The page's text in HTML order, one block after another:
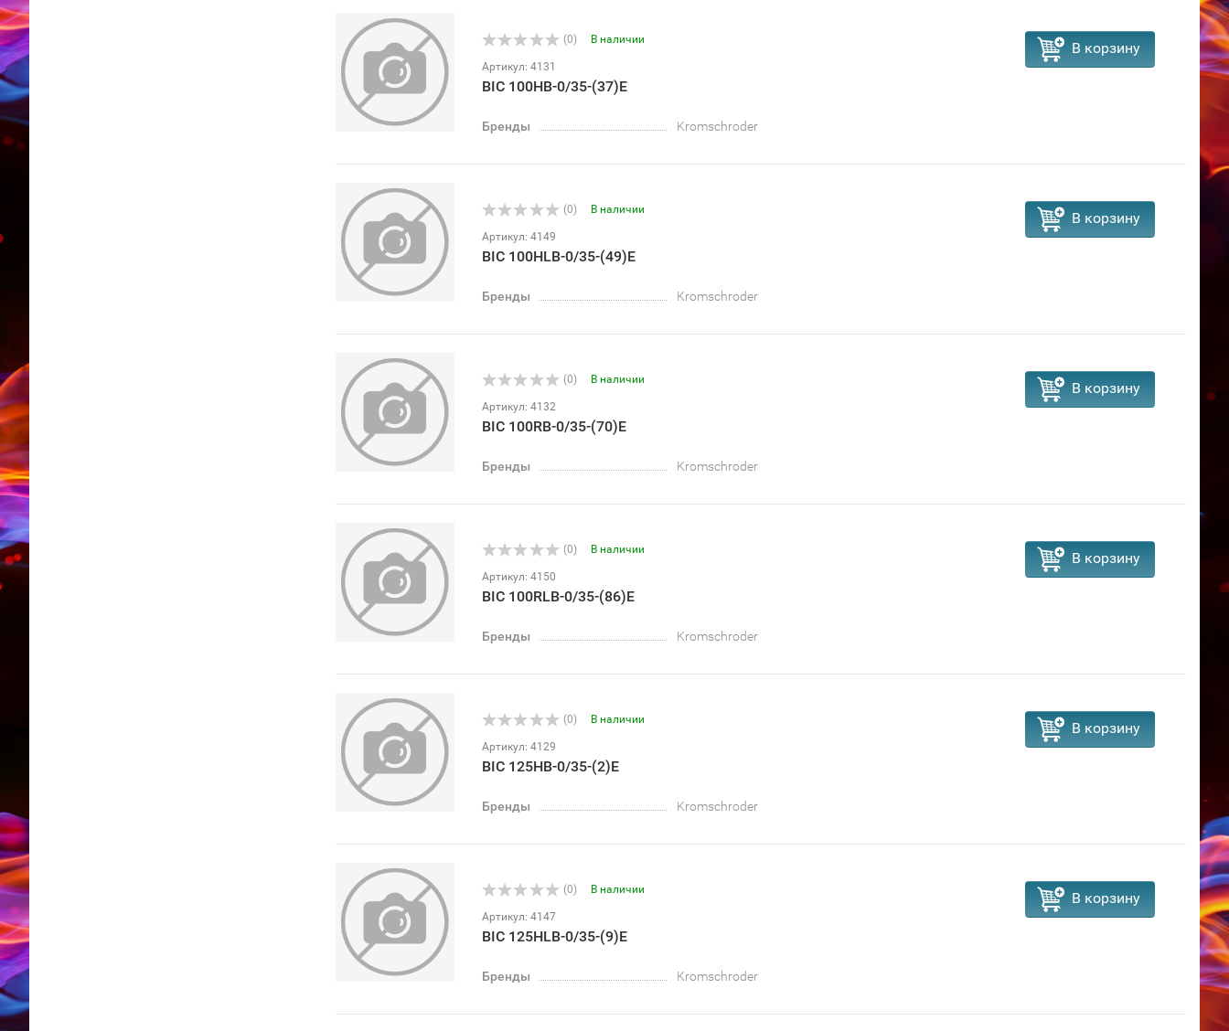
(0) В наличии
Артикул: 4131
BIC 100HB-0/35-(37)E
Бренды Kromschroder
В корзину
(0) В наличии
Артикул: 4149
BIC 100HLB-0/35-(49)E
Бренды Kromschroder
В корзину
(0) В наличии
Артикул: 4132
BIC 100RB-0/35-(70)E
Бренды Kromschroder
В корзину
(0) В наличии
Артикул: 4150
BIC 100RLB-0/35-(86)E
Бренды Kromschroder
В корзину
(0) В наличии
Артикул: 4129
BIC 125HB-0/35-(2)E
Бренды Kromschroder
В корзину
(0) В наличии
Артикул: 4147
BIC 125HLB-0/35-(9)E
Бренды Kromschroder
В корзину